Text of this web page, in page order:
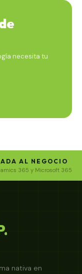
necesita tu
AL NEGOCIO
365 y Microsoft 365
nativa en